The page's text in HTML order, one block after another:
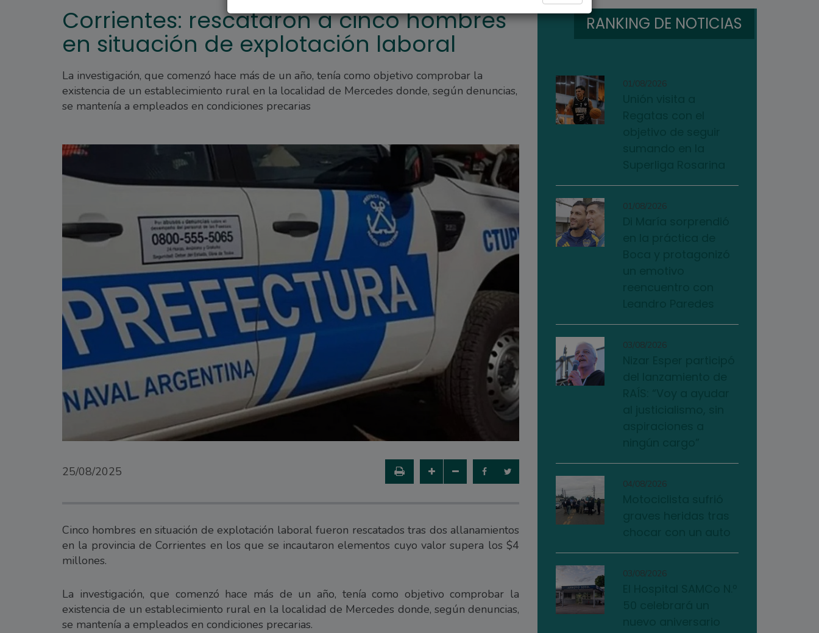
Corrientes: rescataron a cinco hombres
en situación de explotación laboral
La investigación, que comenzó hace más de un año, tenía como objetivo comprobar la
existencia de un establecimiento rural en la localidad de Mercedes donde, según denuncias,
se mantenía a empleados en condiciones precarias
25/08/2025
Cinco hombres en situación de explotación laboral fueron rescatados tras dos allanamientos
en la provincia de Corrientes en los que se incautaron elementos cuyo valor supera los $4
millones.
La investigación, que comenzó hace más de un año, tenía como objetivo comprobar la
existencia de un establecimiento rural en la localidad de Mercedes donde, según denuncias,
se mantenía a empleados en condiciones precarias.
RANKING DE NOTICIAS
01/08/2026
01/08/2026
03/08/2026
04/08/2026
03/08/2026